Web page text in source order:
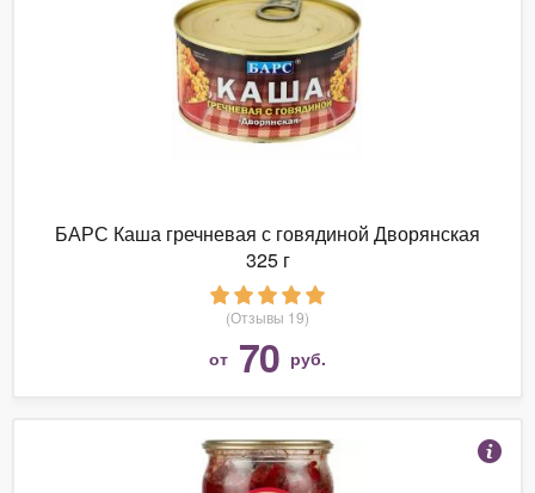
БАРС Каша гречневая с говядиной Дворянская
325 г
(Отзывы 19)
от 70 руб.